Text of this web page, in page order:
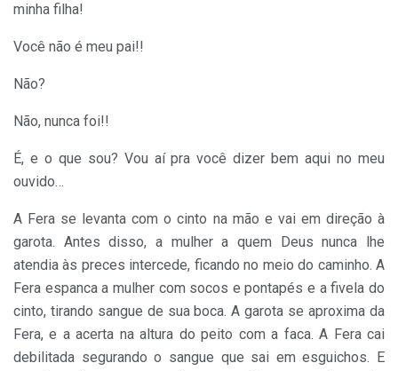
minha filha!
Você não é meu pai!!
Não?
Não, nunca foi!!
É, e o que sou? Vou aí pra você dizer bem aqui no meu
ouvido…
A Fera se levanta com o cinto na mão e vai em direção à
garota. Antes disso, a mulher a quem Deus nunca lhe
atendia às preces intercede, ficando no meio do caminho. A
Fera espanca a mulher com socos e pontapés e a fivela do
cinto, tirando sangue de sua boca. A garota se aproxima da
Fera, e a acerta na altura do peito com a faca. A Fera cai
debilitada segurando o sangue que sai em esguichos. E